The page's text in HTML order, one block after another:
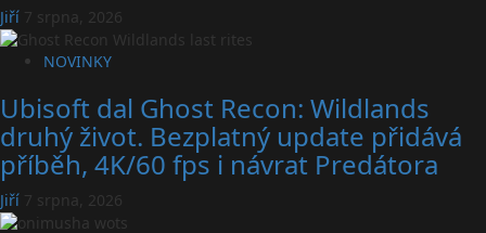
Jiří 7 srpna, 2026
NOVINKY
Ubisoft dal Ghost Recon: Wildlands
druhý život. Bezplatný update přidává
příběh, 4K/60 fps i návrat Predátora
Jiří 7 srpna, 2026